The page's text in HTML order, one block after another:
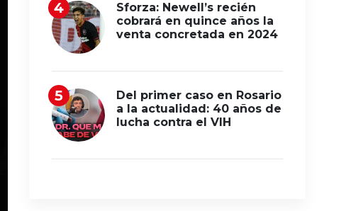
Sforza: Newell’s recién
cobrará en quince años la
venta concretada en 2024
Del primer caso en Rosario
a la actualidad: 40 años de
lucha contra el VIH